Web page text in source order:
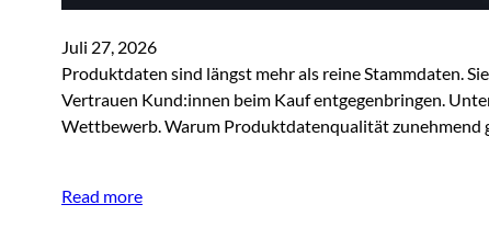
Juli 27, 2026
Produktdaten sind längst mehr als reine Stammdaten.
Vertrauen Kund:innen beim Kauf entgegenbringen.
Wettbewerb. Warum Produktdatenqualität zunehmend
Read more